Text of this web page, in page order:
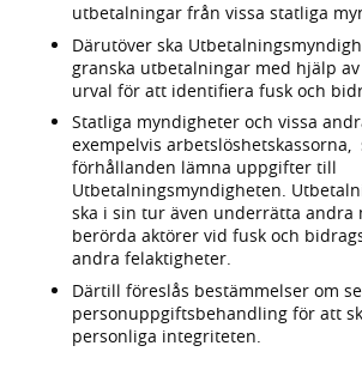
utbetalningar från vissa statliga
Därutöver ska
granska utbetalningar med hjälp
urval för att identifiera fusk och
Statliga myndigheter och vissa
exempelvis arbetslöshetskassorna,
förhållanden lämna uppgifter till
Utbetalningsmyndigheten.
ska i sin tur även underrätta andra
berörda aktörer vid fusk och
andra felaktigheter.
Därtill föreslås bestämmelser om
personuppgiftsbehandling för att
personliga integriteten.